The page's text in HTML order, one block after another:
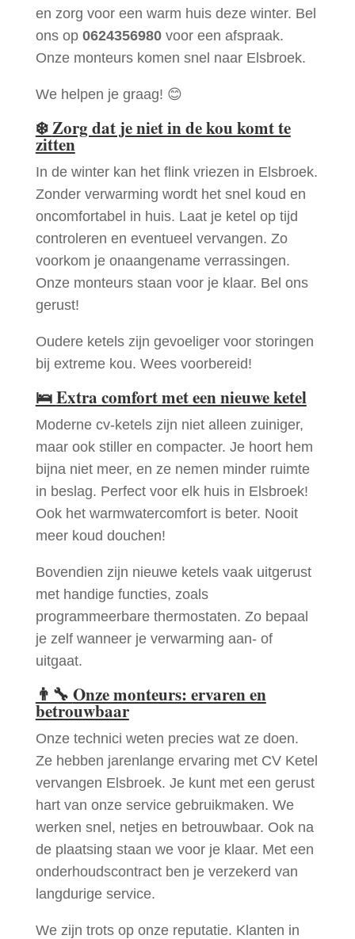
en zorg voor een warm huis deze winter. Bel
ons op 0624356980voor een afspraak.
Onze monteurs komen snel naar Elsbroek.
We helpen je graag! 😊
❄️Zorg dat je niet in de kou komt te
zitten
In de winter kan het flink vriezen in Elsbroek.
Zonder verwarming wordt het snel koud en
oncomfortabel in huis. Laat je ketel op tijd
controleren en eventueel vervangen. Zo
voorkom je onaangename verrassingen.
Onze monteurs staan voor je klaar. Bel ons
gerust!
Oudere ketels zijn gevoeliger voor storingen
bij extreme kou. Wees voorbereid!
🛌Extra comfort met een nieuwe ketel
Moderne cv-ketels zijn niet alleen zuiniger,
maar ook stiller en compacter. Je hoort hem
bijna niet meer, en ze nemen minder ruimte
in beslag. Perfect voor elk huis in Elsbroek!
Ook het warmwatercomfort is beter. Nooit
meer koud douchen!
Bovendien zijn nieuwe ketels vaak uitgerust
met handige functies, zoals
programmeerbare thermostaten. Zo bepaal
je zelf wanneer je verwarming aan- of
uitgaat.
👨‍🔧 Onze monteurs: ervaren en
betrouwbaar
Onze technici weten precies wat ze doen.
Ze hebben jarenlange ervaring met CV Ketel
vervangen Elsbroek. Je kunt met een gerust
hart van onze service gebruikmaken. We
werken snel, netjes en betrouwbaar. Ook na
de plaatsing staan we voor je klaar. Met een
onderhoudscontract ben je verzekerd van
langdurige service.
We zijn trots op onze reputatie. Klanten in